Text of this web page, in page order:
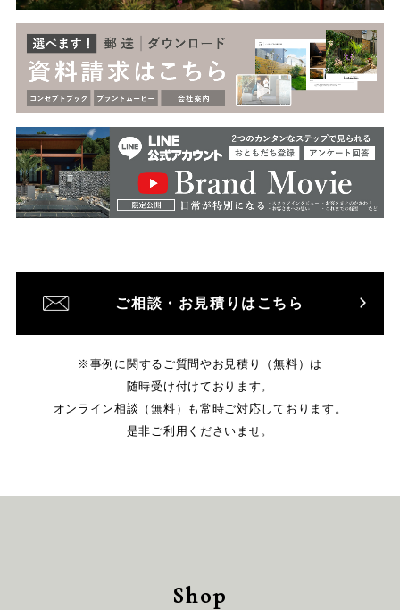
ご相談・お見積りはこちら
※事例に関するご質問やお見積り（無料）は
随時受け付けております。
オンライン相談（無料）も常時ご対応しております。
是非ご利用くださいませ。
Shop